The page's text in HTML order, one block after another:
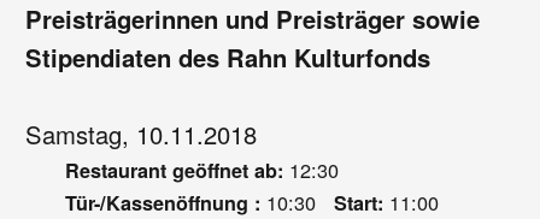
Preisträgerinnen und Preisträger sowie
Stipendiaten des Rahn Kulturfonds
Samstag, 10.11.2018
Restaurant geöffnet ab: 12:30
Tür-/Kassenöffnung : 10:30 Start: 11:00